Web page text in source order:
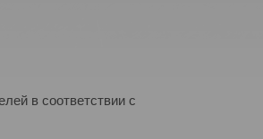
в соответствии с